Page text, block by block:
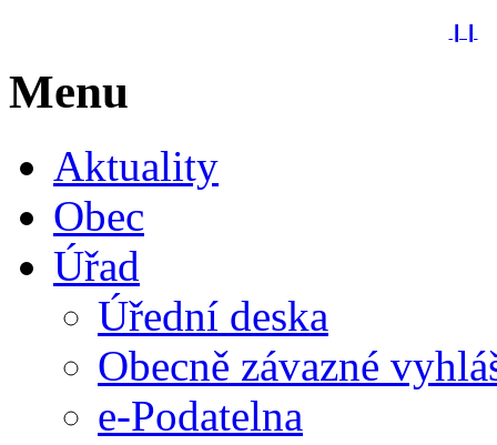
Menu
Aktuality
Obec
Úřad
Úřední deska
Obecně závazné
e-Podatelna